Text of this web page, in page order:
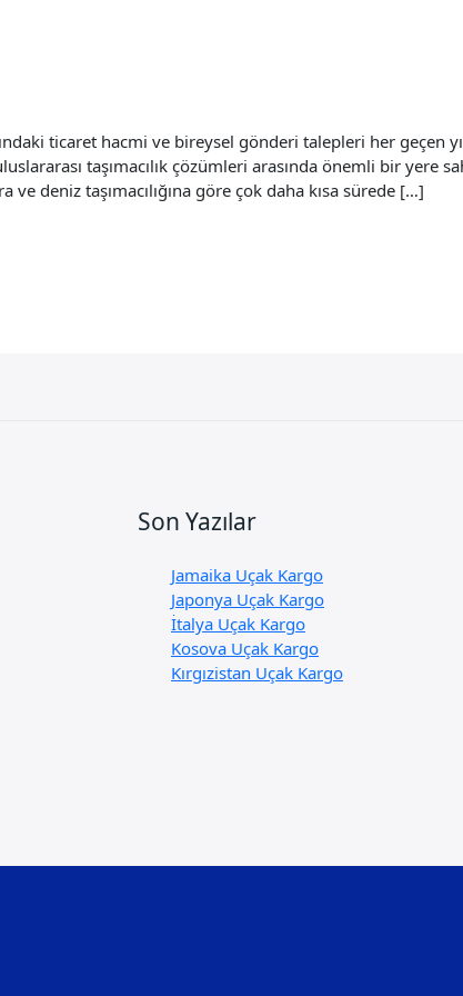
ticaret hacmi ve bireysel gönderi talepleri her geçen
taşımacılık çözümleri arasında önemli bir yere
deniz taşımacılığına göre çok daha kısa sürede […]
Son Yazılar
Jamaika Uçak Kargo
Japonya Uçak Kargo
İtalya Uçak Kargo
Kosova Uçak Kargo
Kırgızistan Uçak Kargo